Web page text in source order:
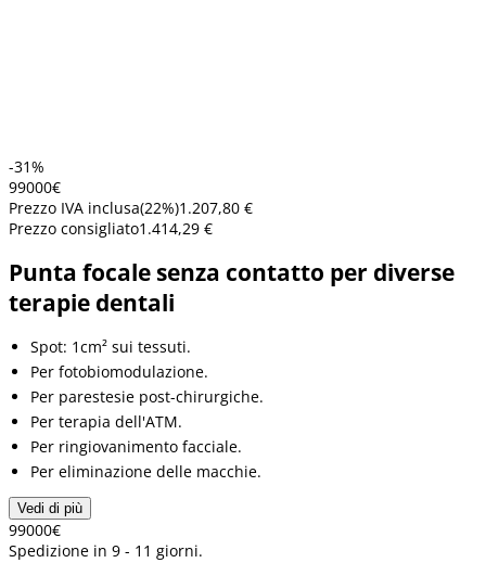
-31%
99000€
Prezzo IVA inclusa(22%)1.207,80 €
Prezzo consigliato1.414,29 €
Punta focale senza contatto per diverse
terapie dentali
Spot: 1cm² sui tessuti.
Per fotobiomodulazione.
Per parestesie post-chirurgiche.
Per terapia dell'ATM.
Per ringiovanimento facciale.
Per eliminazione delle macchie.
Vedi di più
99000€
Spedizione in 9 - 11 giorni.